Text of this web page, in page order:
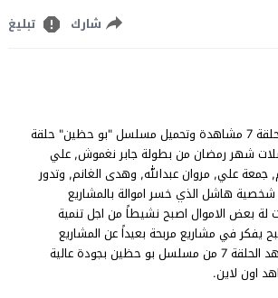
شارك تبليغ
مسلسل بو حظين الحلقة 7 مشاهدة وتحميل مسلسل "بو حظين" حلقة
شهر رمضان من بطولة جابر نغموش, علي
علي, مروان عبدالله, وهدى الغانم, وتدور
هاشل الذي خسر اموالة بالمشاريع
لة بعض الاموال اصبح نشيطاً من اجل تنمية
يفكر في مشاريع مربحة بعيداً عن المشاريع
السابقة الفاشلة، شاهد الحلقة 7 من مسلسل بو حظين بجودة عالية
اون لاين.